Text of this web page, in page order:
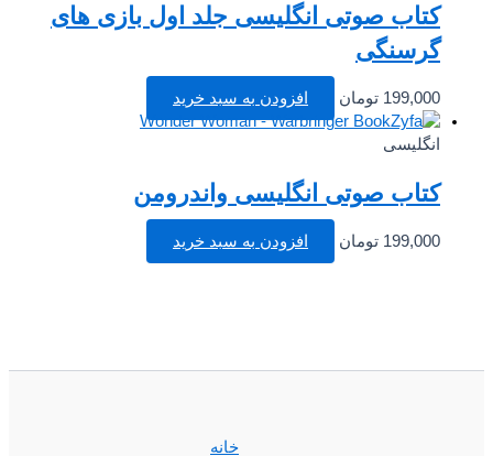
کتاب صوتی انگلیسی جلد اول بازی های
گرسنگی
199,000 تومان افزودن به سبد خرید
انگلیسی
کتاب صوتی انگلیسی واندرومن
199,000 تومان افزودن به سبد خرید